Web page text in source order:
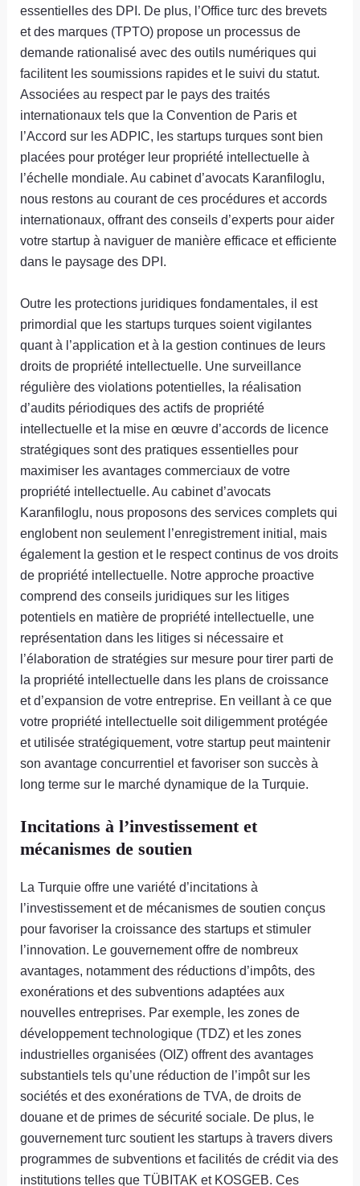
essentielles des DPI. De plus, l’Office turc des brevets
et des marques (TPTO) propose un processus de
demande rationalisé avec des outils numériques qui
facilitent les soumissions rapides et le suivi du statut.
Associées au respect par le pays des traités
internationaux tels que la Convention de Paris et
l’Accord sur les ADPIC, les startups turques sont bien
placées pour protéger leur propriété intellectuelle à
l’échelle mondiale. Au cabinet d’avocats Karanfiloglu,
nous restons au courant de ces procédures et accords
internationaux, offrant des conseils d’experts pour aider
votre startup à naviguer de manière efficace et efficiente
dans le paysage des DPI.
Outre les protections juridiques fondamentales, il est
primordial que les startups turques soient vigilantes
quant à l’application et à la gestion continues de leurs
droits de propriété intellectuelle. Une surveillance
régulière des violations potentielles, la réalisation
d’audits périodiques des actifs de propriété
intellectuelle et la mise en œuvre d’accords de licence
stratégiques sont des pratiques essentielles pour
maximiser les avantages commerciaux de votre
propriété intellectuelle. Au cabinet d’avocats
Karanfiloglu, nous proposons des services complets qui
englobent non seulement l’enregistrement initial, mais
également la gestion et le respect continus de vos droits
de propriété intellectuelle. Notre approche proactive
comprend des conseils juridiques sur les litiges
potentiels en matière de propriété intellectuelle, une
représentation dans les litiges si nécessaire et
l’élaboration de stratégies sur mesure pour tirer parti de
la propriété intellectuelle dans les plans de croissance
et d’expansion de votre entreprise. En veillant à ce que
votre propriété intellectuelle soit diligemment protégée
et utilisée stratégiquement, votre startup peut maintenir
son avantage concurrentiel et favoriser son succès à
long terme sur le marché dynamique de la Turquie.
Incitations à l’investissement et
mécanismes de soutien
La Turquie offre une variété d’incitations à
l’investissement et de mécanismes de soutien conçus
pour favoriser la croissance des startups et stimuler
l’innovation. Le gouvernement offre de nombreux
avantages, notamment des réductions d’impôts, des
exonérations et des subventions adaptées aux
nouvelles entreprises. Par exemple, les zones de
développement technologique (TDZ) et les zones
industrielles organisées (OIZ) offrent des avantages
substantiels tels qu’une réduction de l’impôt sur les
sociétés et des exonérations de TVA, de droits de
douane et de primes de sécurité sociale. De plus, le
gouvernement turc soutient les startups à travers divers
programmes de subventions et facilités de crédit via des
institutions telles que TÜBITAK et KOSGEB. Ces